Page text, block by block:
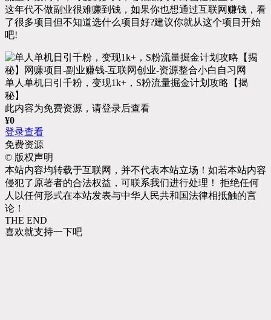
这年代不做副业很难赚到钱，如果你也想通过互联网赚钱，看
了很多项目但不知道选什么项目好?建议你就从这个项目开始
吧!
单人单机日引千粉，变现1k+，S粉流量掘金计划攻略【揭
秘】
此内容为免费资源，请登录后查看
¥0
登录查看
免费资源
© 版权声明
本站内容均转载于互联网，并不代表本站立场！如若本站内容
侵犯了原著者的合法权益，可联系我们进行处理！ 拒绝任何
人以任何形式在本站发表与中华人民共和国法律相抵触的言
论！
THE END
喜欢就支持一下吧